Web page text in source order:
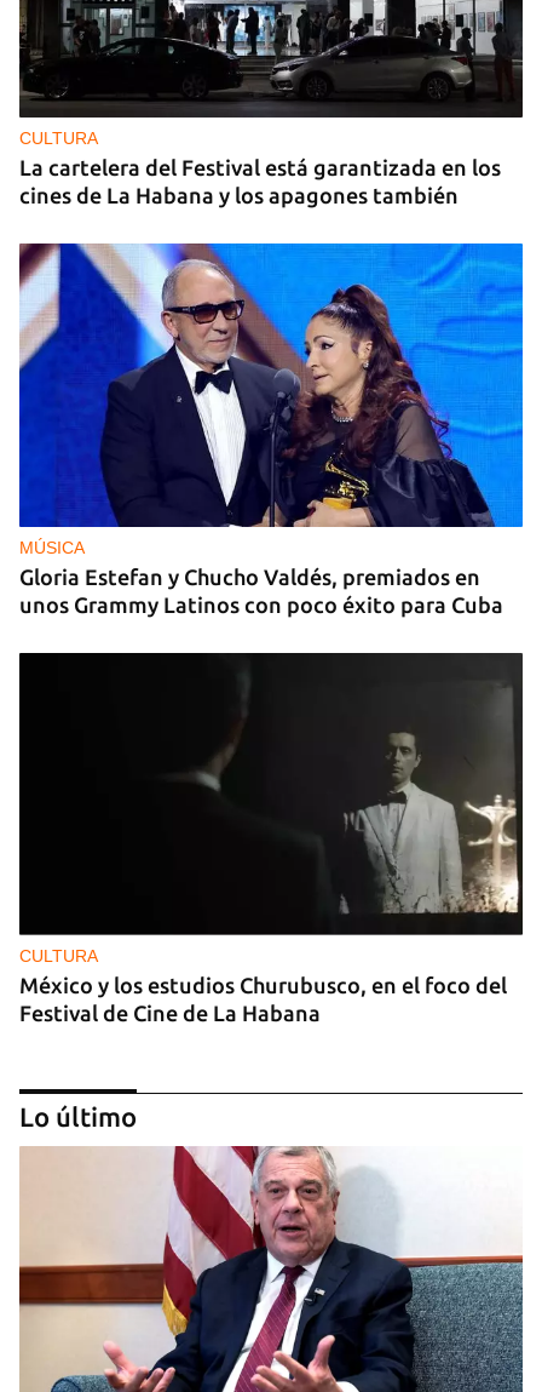
CULTURA
La cartelera del Festival está garantizada en los
cines de La Habana y los apagones también
MÚSICA
Gloria Estefan y Chucho Valdés, premiados en
unos Grammy Latinos con poco éxito para Cuba
CULTURA
México y los estudios Churubusco, en el foco del
Festival de Cine de La Habana
Lo último